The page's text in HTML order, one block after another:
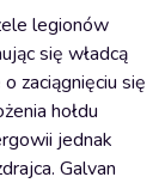
legionów
się władcą
zaciągnięciu się
hołdu
jednak
Galvan